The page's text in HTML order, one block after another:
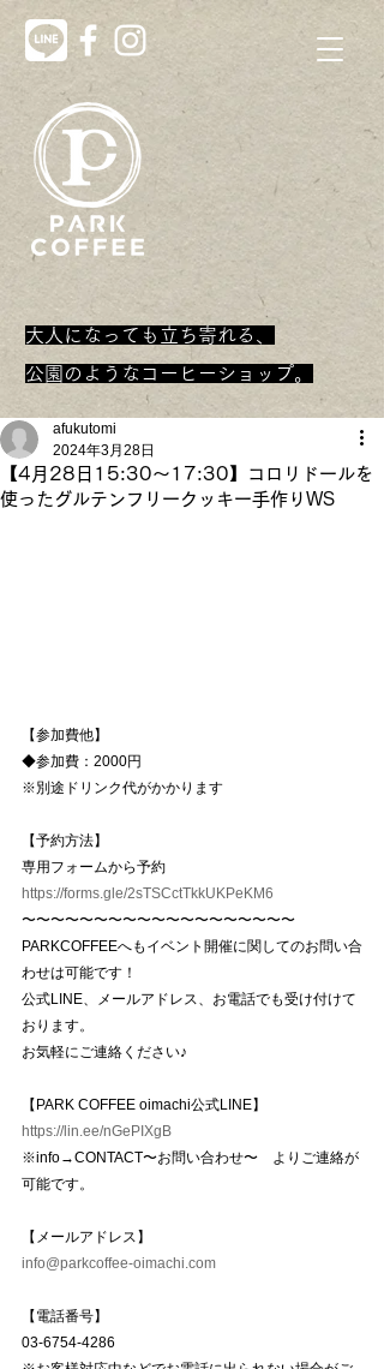
大人になっても立ち寄れる、
​公園のようなコーヒーショップ。
【4月28日15:30～17:30】コロリドールを
使ったグルテンフリークッキー手作りWS
afukutomi
2024年3月28日
【参加費他】
◆参加費：2000円
※別途ドリンク代がかかります
【予約方法】
専用フォームから予約
https://forms.gle/2sTSCctTkkUKPeKM6
〜〜〜〜〜〜〜〜〜〜〜〜〜〜〜〜〜〜〜
PARKCOFFEEへもイベント開催に関してのお問い合
わせは可能です！
公式LINE、メールアドレス、お電話でも受け付けて
おります。
お気軽にご連絡ください♪
【PARK COFFEE oimachi公式LINE】
https://lin.ee/nGePIXgB
※info→CONTACT〜お問い合わせ〜　よりご連絡が
可能です。
【メールアドレス】
info@parkcoffee-oimachi.com
【電話番号】
03-6754-4286